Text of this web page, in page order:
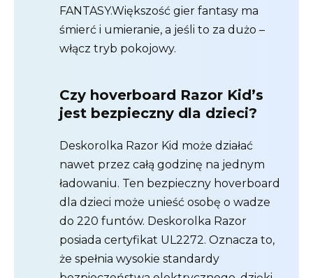
FANTASY.Większość gier fantasy ma
śmierć i umieranie, a jeśli to za dużo –
włącz tryb pokojowy.
Czy hoverboard Razor Kid’s
jest bezpieczny dla dzieci?
Deskorolka Razor Kid może działać
nawet przez całą godzinę na jednym
ładowaniu. Ten bezpieczny hoverboard
dla dzieci może unieść osobę o wadze
do 220 funtów. Deskorolka Razor
posiada certyfikat UL2272. Oznacza to,
że spełnia wysokie standardy